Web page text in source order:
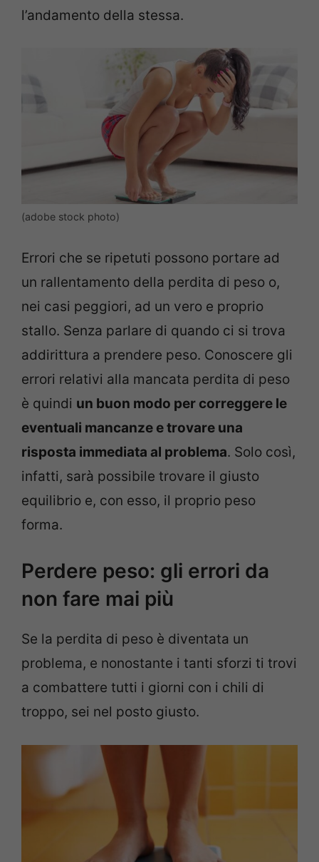
l’andamento della stessa.
(adobe stock photo)
Errori che se ripetuti possono portare ad
un rallentamento della perdita di peso o,
nei casi peggiori, ad un vero e proprio
stallo. Senza parlare di quando ci si trova
addirittura a prendere peso. Conoscere gli
errori relativi alla mancata perdita di peso
è quindi un buon modo per correggere le
eventuali mancanze e trovare una
risposta immediata al problema. Solo così,
infatti, sarà possibile trovare il giusto
equilibrio e, con esso, il proprio peso
forma.
Perdere peso: gli errori da
non fare mai più
Se la perdita di peso è diventata un
problema, e nonostante i tanti sforzi ti trovi
a combattere tutti i giorni con i chili di
troppo, sei nel posto giusto.